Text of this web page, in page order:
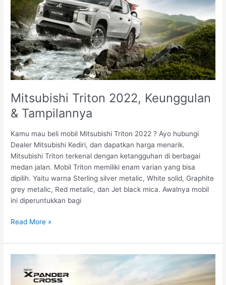
Mitsubishi Triton 2022, Keunggulan
& Tampilannya
Kamu mau beli mobil Mitsubishi Triton 2022 ? Ayo hubungi
Dealer Mitsubishi Kediri, dan dapatkan harga menarik.
Mitsubishi Triton terkenal dengan ketangguhan di berbagai
medan jalan. Mobil Triton memiliki enam varian yang bisa
dipilih. Yaitu warna Sterling silver metalic, White solid, Graphite
grey metalic, Red metalic, dan Jet black mica. Awalnya mobil
ini diperuntukkan bagi
Keunggulan
&
Tampilannya
Read More »
Xpander